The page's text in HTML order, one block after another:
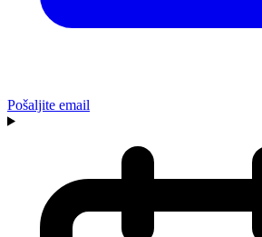
Pošaljite email